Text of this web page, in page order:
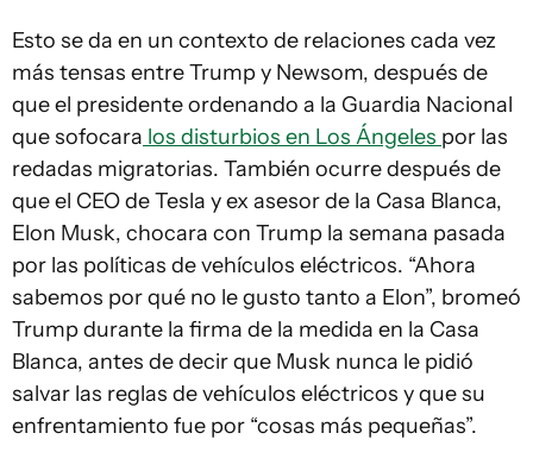
Esto se da en un contexto de relaciones cada vez
más tensas entre Trump y Newsom, después de
que el presidente ordenando a la Guardia Nacional
que sofocara los disturbios en Los Ángeles por las
redadas migratorias. También ocurre después de
que el CEO de Tesla y ex asesor de la Casa Blanca,
Elon Musk, chocara con Trump la semana pasada
por las políticas de vehículos eléctricos. “Ahora
sabemos por qué no le gusto tanto a Elon”, bromeó
Trump durante la firma de la medida en la Casa
Blanca, antes de decir que Musk nunca le pidió
salvar las reglas de vehículos eléctricos y que su
enfrentamiento fue por “cosas más pequeñas”.